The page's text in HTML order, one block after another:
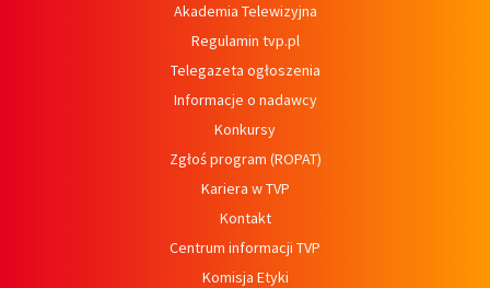
Akademia Telewizyjna
Regulamin tvp.pl
Telegazeta ogłoszenia
Informacje o nadawcy
Konkursy
Zgłoś program (ROPAT)
Kariera w TVP
Kontakt
Centrum informacji TVP
Komisja Etyki